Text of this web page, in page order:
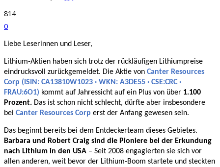
814
0
Liebe Leserinnen und Leser,
Lithium-Aktien haben sich trotz der rückläufigen Lithiumpreise
eindrucksvoll zurückgemeldet. Die Aktie von Canter Resources
Corp (ISIN: CA13810W1023 · WKN: A3DE55 · CSE:CRC ·
FRAU:6O1) kommt auf Jahressicht auf ein Plus von über 1.100
Prozent. Das ist schon nicht schlecht, dürfte aber insbesondere
bei Canter Resources Corp erst der Anfang gewesen sein.
Das beginnt bereits bei dem Entdeckerteam dieses Gebietes.
Barbara und Robert Craig sind die Pioniere bei der Erkundung
nach Lithium in den USA – Seit 2008 engagierten sie sich vor
allen anderen, weit bevor der Lithium-Boom startete und steckten